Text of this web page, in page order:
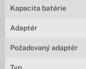
Kapacita batérie
Adaptér
Požadovaný adaptér